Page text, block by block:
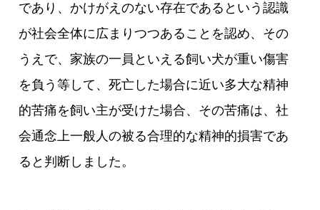
であり、かけがえのない存在であるという認識
が社会全体に広まりつつあることを認め、その
うえで、家族の一員といえる飼い犬が重い傷害
を負う等して、死亡した場合に近い多大な精神
的苦痛を飼い主が受けた場合、その苦痛は、社
会通念上一般人の被る合理的な精神的損害であ
ると判断しました。